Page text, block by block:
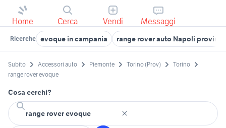
Home Cerca Vendi Messaggi
Ricerche evoque in campania range rover auto Napoli
Subito Accessori auto Piemonte Torino (Prov)
Torino
range rover evoque
Cosa cerchi?